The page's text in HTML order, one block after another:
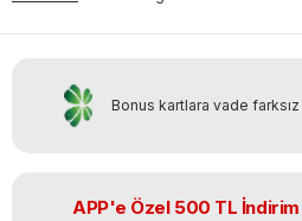
Bonus kartlara vade
APP'e Özel 500 TL İndirim